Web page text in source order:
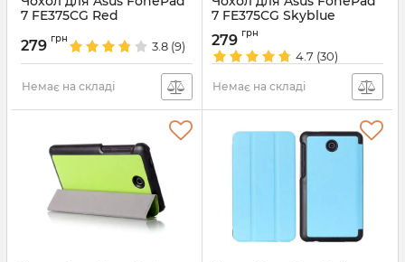
7 FE375CG Red
279 грн
3.8 (9)
Немає на складі
7 FE375CG Skyblue
Артикул:
279 грн
4.7 (30)
Немає на складі